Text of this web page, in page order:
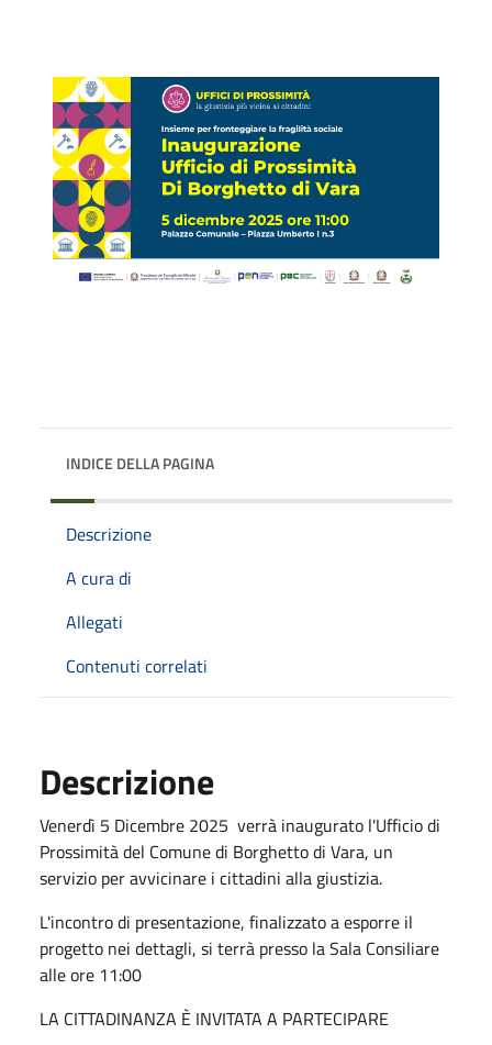
INDICE DELLA PAGINA
Descrizione
A cura di
Allegati
Contenuti correlati
Descrizione
Venerdì 5 Dicembre 2025 verrà inaugurato l'Ufficio di
Prossimità del Comune di Borghetto di Vara, un
servizio per avvicinare i cittadini alla giustizia.
L'incontro di presentazione, finalizzato a esporre il
progetto nei dettagli, si terrà presso la Sala Consiliare
alle ore 11:00
LA CITTADINANZA È INVITATA A PARTECIPARE